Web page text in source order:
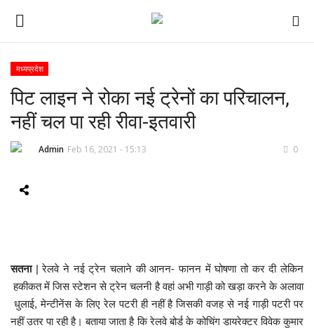
ई-पेपर
होम
देश
दुनिया
मध्यप्रदेश
पिट लाइन ने रोका नई ट्रेनों का परिचालन,
नहीं चल पा रही रीवा-इतवारी
Admin Feb 16, 2021 - 15:13 0
सतना | रेलवे ने नई ट्रेन चलाने की आनन- फानन में घोषणा तो कर दी लेकिन
हकीकत में जिस स्टेशन से ट्रेन चलनी है वहां अभी गाड़ी को खड़ा करने के अलावा
धुलाई, मेन्टीनेंस के लिए रेल पटरी ही नहीं है जिसकी वजह से नई गाड़ी पटरी पर
नहीं उतर पा रही है। बताया जाता है कि रेलवे बोर्ड के कोचिंग डायरेक्टर विवेक कुमार